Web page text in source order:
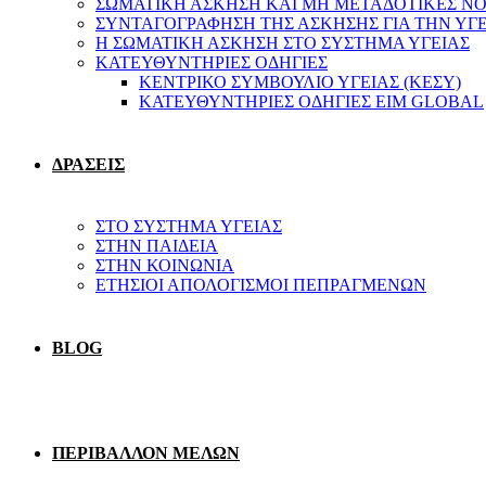
ΣΩΜΑΤΙΚΗ ΑΣΚΗΣΗ ΚΑΙ ΜΗ ΜΕΤΑΔΟΤΙΚΕΣ
ΣΥΝΤΑΓΟΓΡΑΦΗΣΗ ΤΗΣ ΑΣΚΗΣΗΣ ΓΙΑ ΤΗΝ
Η ΣΩΜΑΤΙΚΗ ΑΣΚΗΣΗ ΣΤΟ ΣΥΣΤΗΜΑ ΥΓΕΙΑΣ
ΚΑΤΕΥΘΥΝΤΗΡΙΕΣ ΟΔΗΓΙΕΣ
ΚΕΝΤΡΙΚΟ ΣΥΜΒΟΥΛΙΟ ΥΓΕΙΑΣ (ΚΕΣΥ)
ΚΑΤΕΥΘΥΝΤΗΡΙΕΣ ΟΔΗΓΙΕΣ EIM GLOBAL
ΔΡΑΣΕΙΣ
ΣΤΟ ΣΥΣΤΗΜΑ ΥΓΕΙΑΣ
ΣΤΗΝ ΠΑΙΔΕΙΑ
ΣΤΗΝ ΚΟΙΝΩΝΙΑ
ΕΤΗΣΙΟΙ ΑΠΟΛΟΓΙΣΜΟΙ ΠΕΠΡΑΓΜΕΝΩΝ
BLOG
ΠΕΡΙΒΑΛΛΟΝ ΜΕΛΩΝ